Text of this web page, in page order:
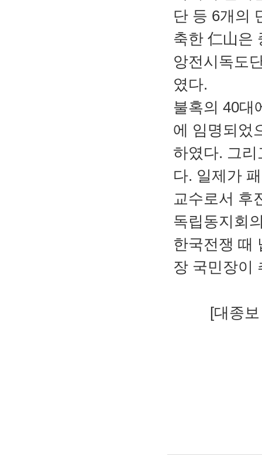
단 등 6개의
축한 仁山은
앙전시독도
였다.
불혹의 40대
에 임명되었
하였다. 그
다. 일제가
교수로서 후
독립동지회
한국전쟁 때
장 국
[대종보